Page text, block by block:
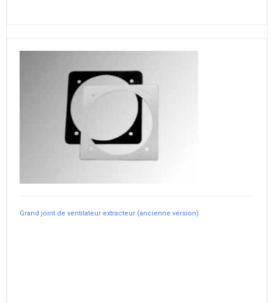
Grand joint de ventilateur extracteur (ancienne version)